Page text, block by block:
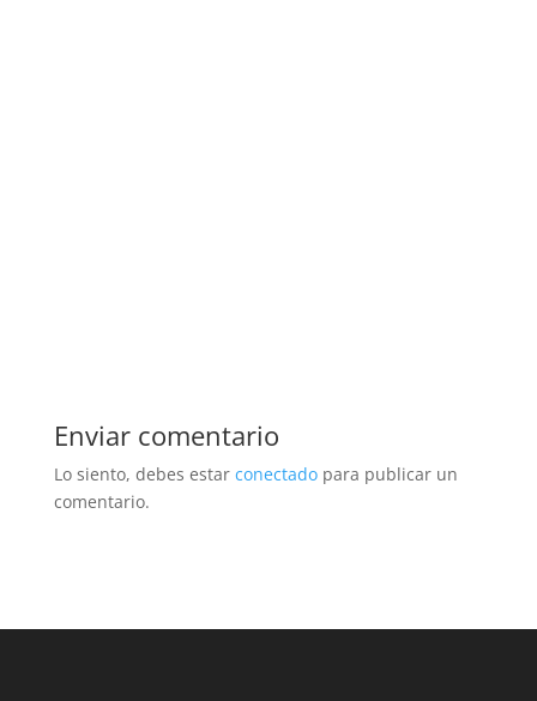
Enviar comentario
Lo siento, debes estar conectadopara publicar un
comentario.